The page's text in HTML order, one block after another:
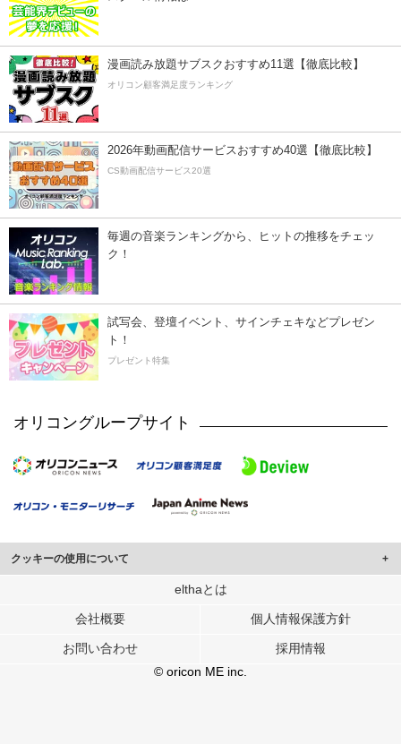
漫画読み放題サブスクおすすめ11選【徹底比較】
オリコン顧客満足度ランキング
2026年動画配信サービスおすすめ40選【徹底比較】
CS動画配信サービス20選
毎週の音楽ランキングから、ヒットの推移をチェッ
ク！
試写会、登壇イベント、サインチェキなどプレゼン
ト！
プレゼント特集
オリコングループサイト
クッキーの使用について
このサイトでは Cookie を使用して、ユーザーに合わせたコンテンツや広告の
行っています。
メディアや広告配信、データ解析の各パートナーに提供しています。
各パートナーは、この情報とユーザーが各パートナーに提供した他の情報や、
ユーザーが各パートナーのサービスを使用したときに収集した他の情報を組み
elthaとは
会社概要 個人情報保護方針
お問い合わせ
採用情報
© oricon ME inc.